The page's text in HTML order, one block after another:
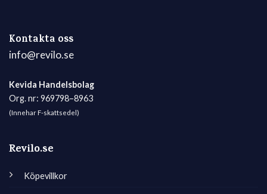
Kontakta oss
info@revilo.se
Kevida Handelsbolag
Org. nr: 969798–8963
(Innehar F-skattsedel)
Revilo.se
Köpevillkor